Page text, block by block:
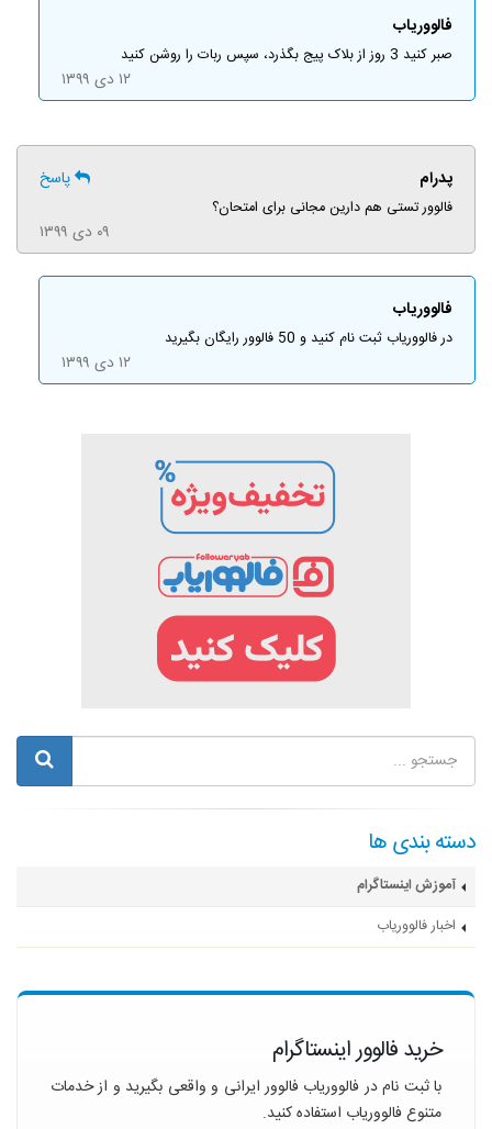
فالووریاب
صبر کنید 3 روز از بلاک پیج بگذرد، سپس ربات را روشن کنید
۱۲ دی ۱۳۹۹
پدرام پاسخ
فالوور تستی هم دارین مجانی برای امتحان؟
۰۹ دی ۱۳۹۹
فالووریاب
در فالووریاب ثبت نام کنید و 50 فالوور رایگان بگیرید
۱۲ دی ۱۳۹۹
دسته بندی ها
آموزش اینستاگرام
اخبار فالووریاب
خرید فالوور اینستاگرام
با ثبت نام در فالووریاب فالوور ایرانی و واقعی بگیرید و از خدمات
متنوع فالووریاب استفاده کنید.